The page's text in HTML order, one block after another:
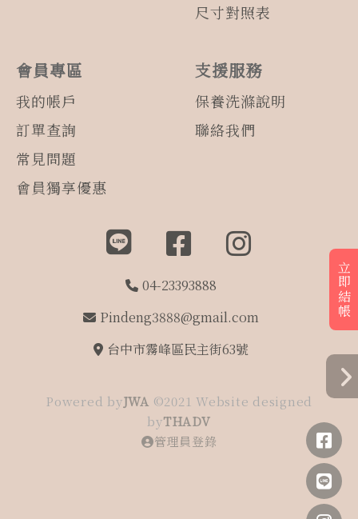
尺寸對照表
會員專區
我的帳戶
訂單查詢
常見問題
會員獨享優惠
支援服務
保養洗滌說明
聯絡我們
04-23393888
Pindeng3888@gmail.com
台中市霧峰區民主街63號
Powered byJWA ©2021 Website designed
byTHADV
管理員登錄
立即結帳